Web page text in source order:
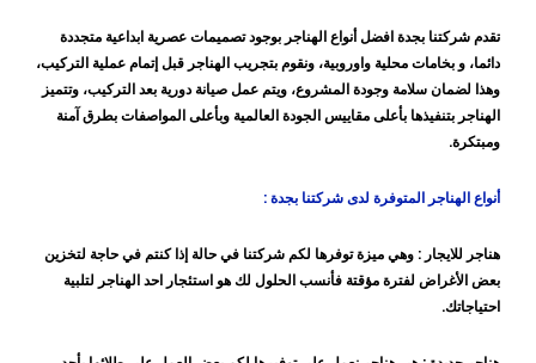
تقدم شركتنا بجدة افضل أنواع الهناجر بوجود تصميمات عصرية ابداعية متجددة
دائما، و بخامات محلية واوروبية، ونقوم بتجريب الهناجر قبل إتمام عملية التركيب،
وهذا لضمان سلامة وجودة المشروع، ويتم عمل صيانة دورية بعد التركيب، وتتميز
الهناجر بتنفيذها بأعلى مقاييس الجودة العالمية وبأعلى المواصفات بطرق آمنة
ومبتكرة.
أنواع الهناجر المتوفرة لدى شركتنا بجدة :
هناجر للايجار : وهي ميزة توفرها لكم شركتنا في حالة إذا كنتم في حاجة لتخزين
بعض الأغراض لفترة مؤقتة فأنسب الحلول لك هو استئجار احد الهناجر لتلبية
احتياجاتك.